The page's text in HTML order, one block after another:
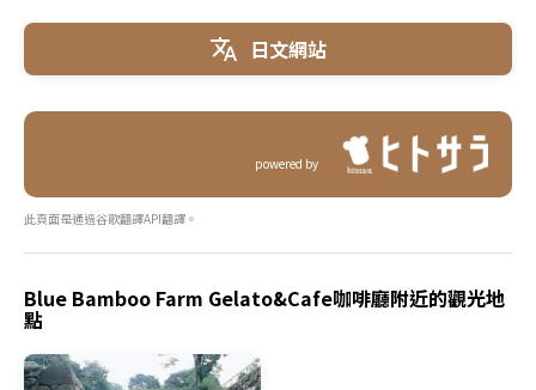
日文網站
powered by
此頁面是通過谷歌翻譯API翻譯。
Blue Bamboo Farm Gelato&Cafe咖啡廳附近的觀光地
點